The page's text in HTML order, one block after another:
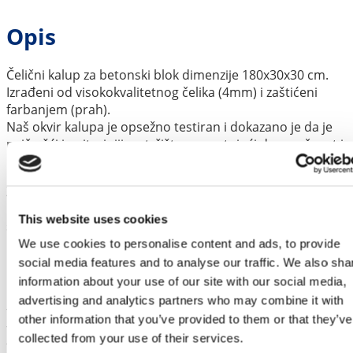
This website uses cookies
We use cookies to personalise content and ads, to provide
social media features and to analyse our traffic. We also
information about your use of our site with our social media,
advertising and analytics partners who may combine it with
other information that you’ve provided to them or that they’ve
collected from your use of their services.
Opis
Čelični kalup za betonski blok dimenzije 180x30x30 cm.
Izrađeni od visokokvalitetnog čelika (4mm) i zaštićeni
farbanjem (prah).
Naš okvir kalupa je opsežno testiran i dokazano je da je
najčvršći i najtrajniji na tržištu, garantujući dugovečnost i
pouzdanost.
Zahvaljujući modularnom dizajnu, lako možete kreirati
se potrebama vašeg projekta.
Ovo je efikasno i provereno rešenje da vaš višak betona
pretvorite u profitabilan proizvod.
Betonski blokovi koje proizvedete idealni su za izgradnju:
– Skladišnih pregrada i silosa
– Potpornih zidova i ograda
– Prostora za skladištenje reciklažnog materijala